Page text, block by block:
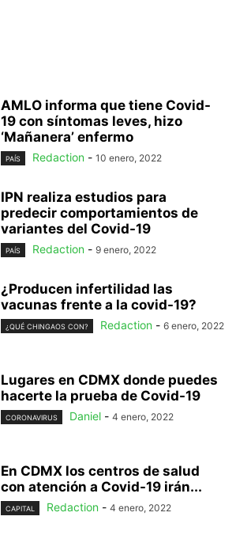
AMLO informa que tiene Covid-
19 con síntomas leves, hizo
‘Mañanera’ enfermo
PAÍS Redaction - 10 enero, 2022
IPN realiza estudios para
predecir comportamientos de
variantes del Covid-19
PAÍS Redaction - 9 enero, 2022
¿Producen infertilidad las
vacunas frente a la covid-19?
¿QUÉ CHINGAOS CON? Redaction - 6 enero, 2022
Lugares en CDMX donde puedes
hacerte la prueba de Covid-19
CORONAVIRUS Daniel - 4 enero, 2022
En CDMX los centros de salud
con atención a Covid-19 irán...
CAPITAL Redaction - 4 enero, 2022